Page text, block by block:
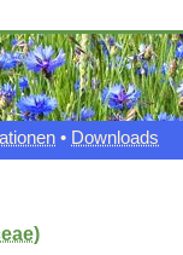
• Downloads